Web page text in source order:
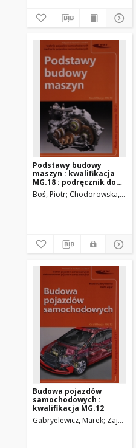
szczegółowych
warunków technicznych
drogowych oraz
urządzeń
bezpieczeństwa ruchu
drogowego i warunków
ich umieszczania na
drogach
Podstawy budowy
maszyn : kwalifikacja
MG.18 : podręcznik do
kształcenia w zawodach
technik pojazdów
Boś, Piotr Chodorowska,
Budowa pojazdów
samochodowych :
kwalifikacja MG.12
Gabryelewicz, Marek Zając,